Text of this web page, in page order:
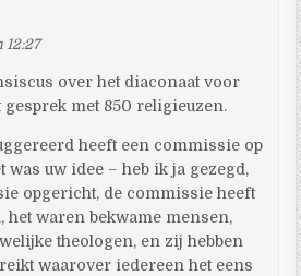
12:27
over het diaconaat voor
met 850 religieuzen.
heeft een commissie op
was uw idee – heb ik ja gezegd,
opgericht, de commissie heeft
het waren bekwame mensen,
theologen, en zij hebben
waarover iedereen het eens